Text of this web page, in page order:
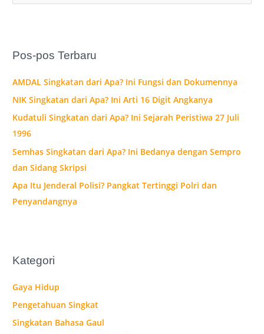
u
t
u
k
:
Pos-pos Terbaru
AMDAL Singkatan dari Apa? Ini Fungsi dan Dokumennya
NIK Singkatan dari Apa? Ini Arti 16 Digit Angkanya
Kudatuli Singkatan dari Apa? Ini Sejarah Peristiwa 27 Juli
1996
Semhas Singkatan dari Apa? Ini Bedanya dengan Sempro
dan Sidang Skripsi
Apa Itu Jenderal Polisi? Pangkat Tertinggi Polri dan
Penyandangnya
Kategori
Gaya Hidup
Pengetahuan Singkat
Singkatan Bahasa Gaul